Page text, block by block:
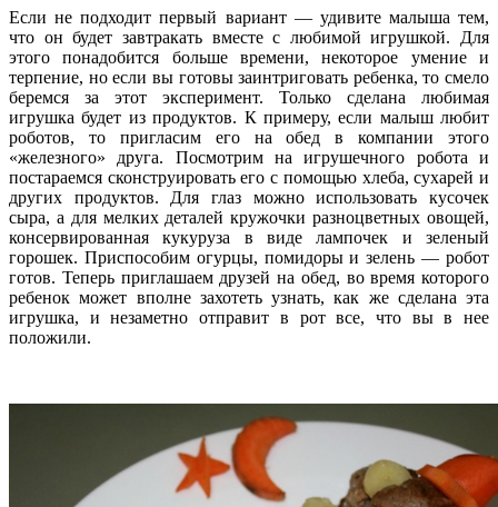
Если не подходит первый вариант — удивите малыша тем,
что он будет завтракать вместе с любимой игрушкой. Для
этого понадобится больше времени, некоторое умение и
терпение, но если вы готовы заинтриговать ребенка, то смело
беремся за этот эксперимент. Только сделана любимая
игрушка будет из продуктов. К примеру, если малыш любит
роботов, то пригласим его на обед в компании этого
«железного» друга. Посмотрим на игрушечного робота и
постараемся сконструировать его с помощью хлеба, сухарей и
других продуктов. Для глаз можно использовать кусочек
сыра, а для мелких деталей кружочки разноцветных овощей,
консервированная кукуруза в виде лампочек и зеленый
горошек. Приспособим огурцы, помидоры и зелень — робот
готов. Теперь приглашаем друзей на обед, во время которого
ребенок может вполне захотеть узнать, как же сделана эта
игрушка, и незаметно отправит в рот все, что вы в нее
положили.